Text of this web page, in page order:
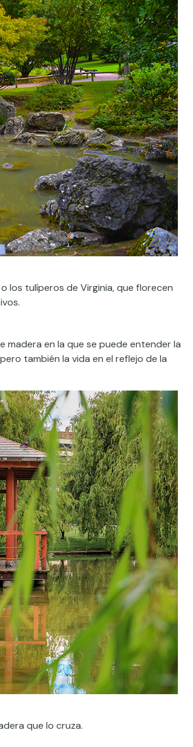
los tulíperos de Virginia, que florecen
madera en la que se puede entender la
también la vida en el reflejo de la
que lo cruza.